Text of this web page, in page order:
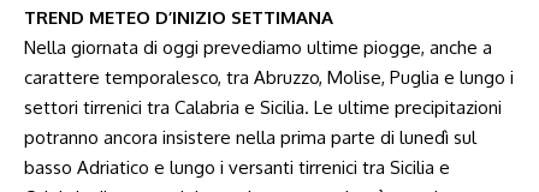
TREND METEO D’INIZIO SETTIMANA
Nella giornata di oggi prevediamo ultime piogge, anche a
carattere temporalesco, tra Abruzzo, Molise, Puglia e lungo i
settori tirrenici tra Calabria e Sicilia. Le ultime precipitazioni
potranno ancora insistere nella prima parte di lunedì sul
basso Adriatico e lungo i versanti tirrenici tra Sicilia e